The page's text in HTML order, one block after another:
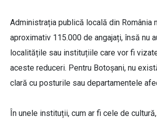
Administrația publică locală din România
aproximativ 115.000 de angajați, însă nu
localitățile sau instituțiile care vor fi
aceste reduceri. Pentru Botoșani, nu
clară cu posturile sau departamentele
În unele instituții, cum ar fi cele de